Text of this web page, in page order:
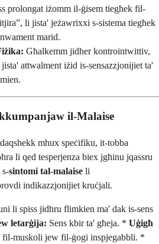
prolongat iżomm il-ġisem tiegħek fil-
li jista' jeżawrixxi s-sistema tiegħek
marid.
Għalkemm jidher kontrointwittiv,
attwalment iżid is-sensazzjonijiet ta'
il-Malaise
mhux speċifiku, it-tobba
li qed tesperjenza biex jgħinu jqassru
s-sintomi tal-malaise li
indikazzjonijiet kruċjali.
li spiss jidhru flimkien ma' dak is-sens
letarġija: Sens kbir ta' għeja. * Uġigħ
fil-muskoli jew fil-ġogi inspjegabbli. *